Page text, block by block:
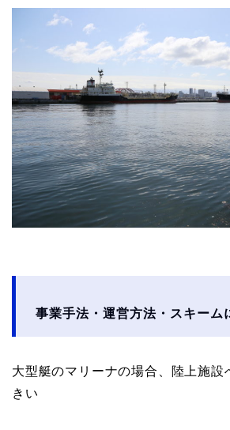
事業手法・運営方法・スキーム
大型艇のマリーナの場合、陸上施設
きい